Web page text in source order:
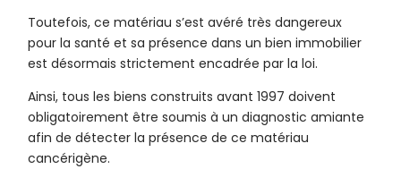
Toutefois, ce matériau s’est avéré très dangereux
pour la santé et sa présence dans un bien immobilier
est désormais strictement encadrée par la loi.
Ainsi, tous les biens construits avant 1997 doivent
obligatoirement être soumis à un diagnostic amiante
afin de détecter la présence de ce matériau
cancérigène.